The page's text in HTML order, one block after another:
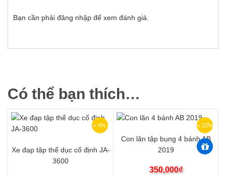
Bạn cần phải đăng nhập để xem đánh giá.
Có thể bạn thích…
4%
Xe đạp tập thể dục cố định JA-
3600
22%
Con lăn tập bụng 4 bánh AB
2019
350,000₫